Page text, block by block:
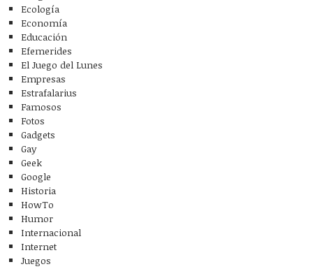
Ecología
Economía
Educación
Efemerides
El Juego del Lunes
Empresas
Estrafalarius
Famosos
Fotos
Gadgets
Gay
Geek
Google
Historia
HowTo
Humor
Internacional
Internet
Juegos